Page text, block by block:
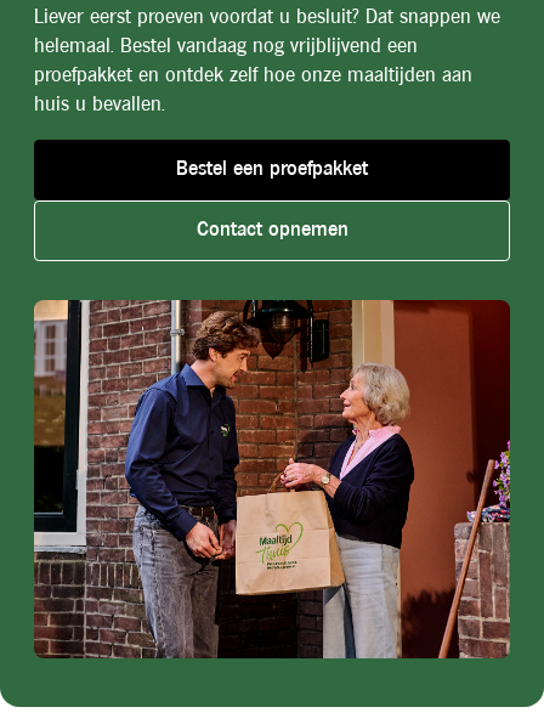
Liever eerst proeven voordat u besluit? Dat snappen we
helemaal. Bestel vandaag nog vrijblijvend een
proefpakket en ontdek zelf hoe onze maaltijden aan
huis u bevallen.
Bestel een proefpakket
Contact opnemen